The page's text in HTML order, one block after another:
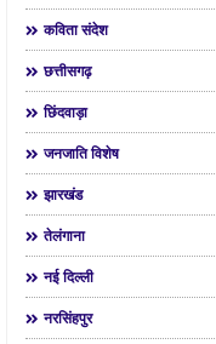
कविता संदेश
छत्तीसगढ़
छिंदवाड़ा
जनजाति विशेष
झारखंड
तेलंगाना
नई दिल्ली
नरसिंहपुर